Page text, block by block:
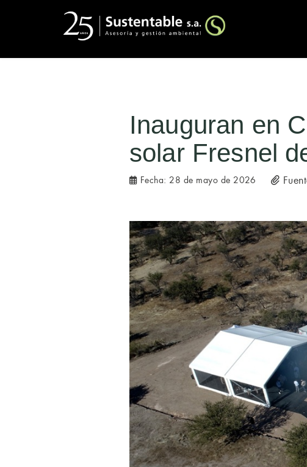
Inauguran en
solar Fresnel
Fecha: 28 de mayo de 2026